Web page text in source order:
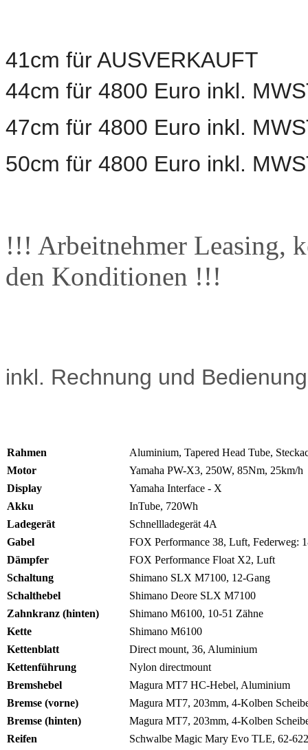
41cm für AUSVERKAUFT
44cm für 4800 Euro inkl.
47cm für 4800 Euro inkl.
50cm für 4800 Euro inkl.
!!! Arbeitnehmer Leasing,
den Konditionen !!!
inkl. Rechnung und
Rahmen
Aluminium, Tapered Head Tube,
Motor
Yamaha PW-X3, 250W, 85Nm, 25km/h
Display
Yamaha Interface - X
Akku
InTube, 720Wh
Ladegerät
Schnellladegerät 4A
Gabel
FOX Performance 38, Luft, Federweg:
Dämpfer
FOX Performance Float X2, Luft
Schaltung
Shimano SLX M7100, 12-Gang
Schalthebel
Shimano Deore SLX M7100
Zahnkranz (hinten)
Shimano M6100, 10-51 Zähne
Kette
Shimano M6100
Kettenblatt
Direct mount, 36, Aluminium
Kettenführung
Nylon directmount
Bremshebel
Magura MT7 HC-Hebel, Aluminium
Bremse (vorne)
Magura MT7, 203mm, 4-Kolben
Bremse (hinten)
Magura MT7, 203mm, 4-Kolben
Reifen
Schwalbe Magic Mary Evo TLE, 62-622